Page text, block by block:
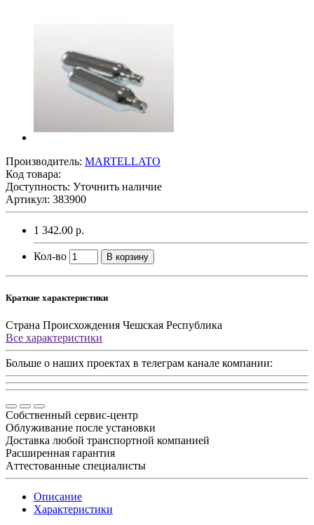
Производитель: MARTELLATO
Код товара:
Доступность: Уточнить наличие
Артикул: 383900
1 342.00 р.
Кол-во В корзину
Краткие характеристики
Страна Происхождения Чешская Республика
Все характеристики
Больше о наших проектах в телеграм канале компании:
Собственный сервис-центр
Облуживание после установки
Доставка любой транспортной компанией
Расширенная гарантия
Aттестованные специалисты
Описание
Характеристики